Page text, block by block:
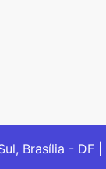
Brasília - DF